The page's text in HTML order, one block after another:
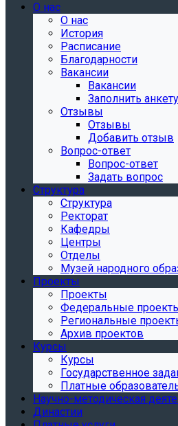
О нас
О нас
История
Расписание
Благодарности
Вакансии
Вакансии
Заполнить анкету
Отзывы
Отзывы
Добавить отзыв
Вопрос-ответ
Вопрос-ответ
Задать вопрос
Структура
Структура
Ректорат
Кафедры
Центры
Отделы
Музей народного
Проекты
Проекты
Федеральные
Региональные
Архив проектов
Курсы
Курсы
Государственное
Платные
Научно-методическая
Династии